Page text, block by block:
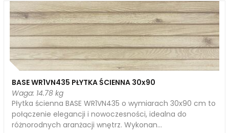
BASE WR1VN435 PŁYTKA ŚCIENNA 30x90
Waga: 14.78 kg
Płytka ścienna BASE WR1VN435 o wymiarach 30x90 cm to
połączenie elegancji i nowoczesności, idealna do
różnorodnych aranżacji wnętrz. Wykonan...